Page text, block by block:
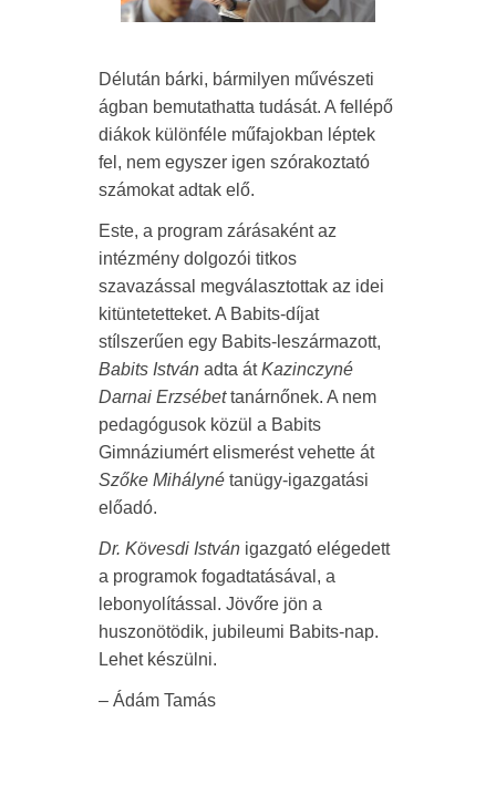
Délután bárki, bármilyen művészeti
ágban bemutathatta tudását. A fellépő
diákok különféle műfajokban léptek
fel, nem egyszer igen szórakoztató
számokat adtak elő.
Este, a program zárásaként az
intézmény dolgozói titkos
szavazással megválasztottak az idei
kitüntetetteket. A Babits-díjat
stílszerűen egy Babits-leszármazott,
Babits István adta átKazinczyné
Darnai Erzsébettanárnőnek. A nem
pedagógusok közül a Babits
Gimnáziumért elismerést vehette át
Szőke Mihályné tanügy-igazgatási
előadó.
Dr. Kövesdi István igazgató elégedett
a programok fogadtatásával, a
lebonyolítással. Jövőre jön a
huszonötödik, jubileumi Babits-nap.
Lehet készülni.
– Ádám Tamás